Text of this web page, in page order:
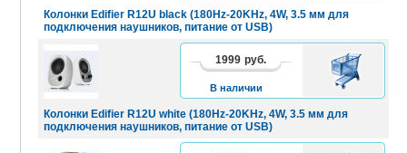
Колонки Edifier R12U black (180Hz-20KHz, 4W, 3.5 мм для
подключения наушников, питание от USB)
Колонки Edifier R12U white (180Hz-20KHz, 4W, 3.5 мм для
подключения наушников, питание от USB)
1999 руб.
В наличии
В
КОРЗИНУ